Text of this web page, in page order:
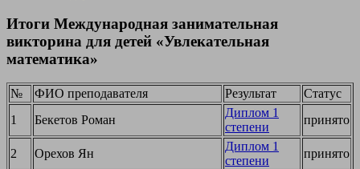
Итоги Международная занимательная
викторина для детей «Увлекательная
математика»
№ ФИО преподавателя Результат
Статус
1
Бекетов Роман
Диплом 1
степени
принято
2 Орехов Ян
Диплом 1
степени
принято